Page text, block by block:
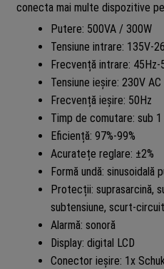
conecta mai multe dispozitive
Putere: 500VA / 300W
Tensiune intrare: 135V-
Frecvență intrare: 45Hz-
Tensiune ieșire: 230V AC
Frecvență ieșire: 50Hz
Timp de comutare: sub
Eficiență: 97%-99%
Acuratețe reglare: ±2%
Formă undă: sinusoidală
Protecții: suprasarcină,
subtensiune, scurt-circuit
Alarmă: sonoră
Display: digital LCD
Conector ieșire: 1x